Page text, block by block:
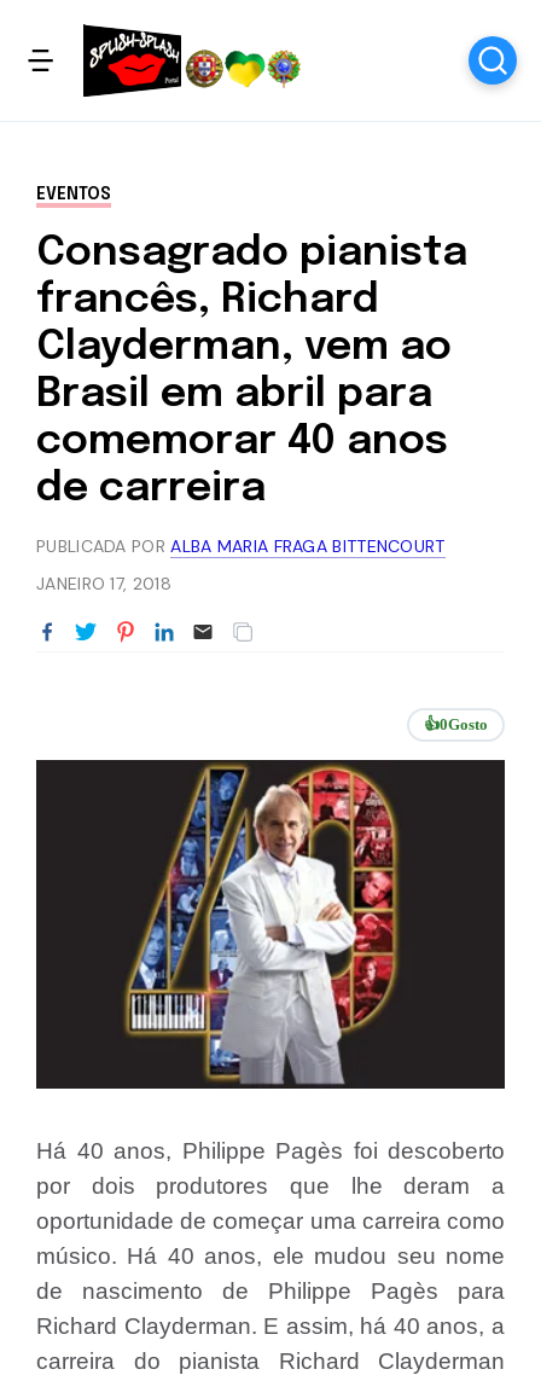
EVENTOS
Consagrado pianista
francês, Richard
Clayderman, vem ao
Brasil em abril para
comemorar 40 anos
de carreira
PUBLICADA PORALBA MARIA FRAGA BITTENCOURT
JANEIRO 17, 2018
👍0Gosto
Há 40 anos, Philippe Pagès foi descoberto
por dois produtores que lhe deram a
oportunidade de começar uma carreira como
músico. Há 40 anos, ele mudou seu nome
de nascimento de Philippe Pagès para
Richard Clayderman. E assim, há 40 anos, a
carreira do pianista Richard Clayderman